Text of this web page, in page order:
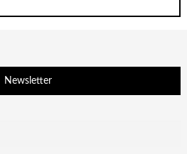
Newsletter